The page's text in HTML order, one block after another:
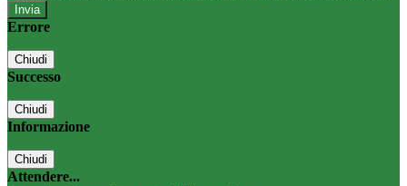
Errore
Chiudi
Successo
Chiudi
Informazione
Chiudi
Attendere...